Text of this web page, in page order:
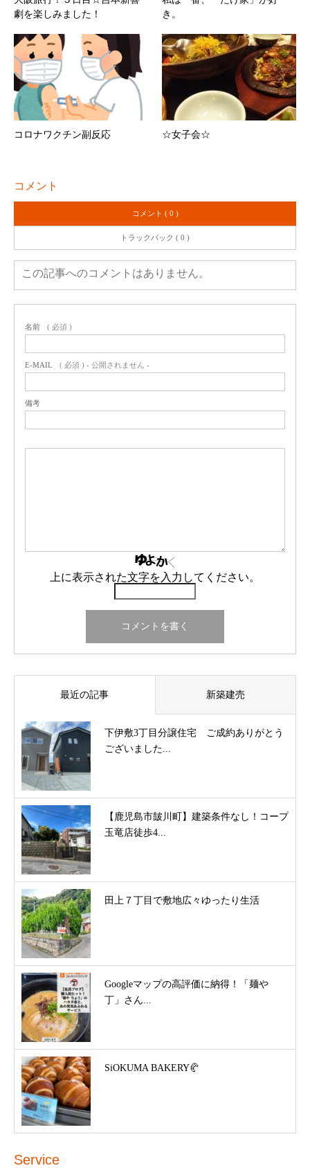
劇を楽しみました！
き。
コロナワクチン副反応 ☆女子会☆
コメント
コメント ( 0 )
トラックバック ( 0 )
この記事へのコメントはありません。
名前 ( 必須 )
E-MAIL ( 必須 ) - 公開されません -
備考
上に表示された文字を入力してください。
最近の記事 新築建売
下伊敷3丁目分譲住宅 ご成約ありがとう
ございました...
【鹿児島市皷川町】建築条件なし！コープ
玉竜店徒歩4...
田上７丁目で敷地広々ゆったり生活
Googleマップの高評価に納得！「麺や
丁」さん...
SiOKUMA BAKERY🥐
Service